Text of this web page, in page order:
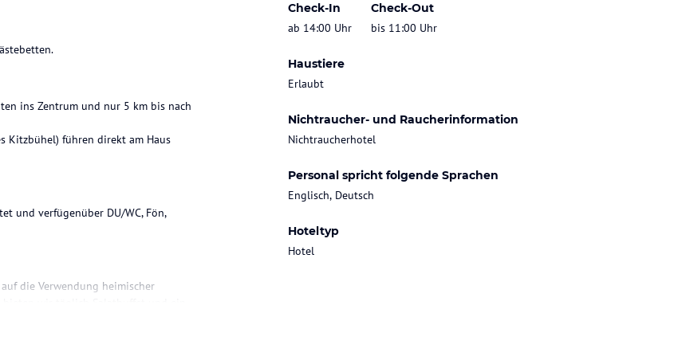
Check-In
ab 14:00 Uhr
Check-Out
bis 11:00 Uhr
Haustiere
Erlaubt
Nichtraucher- und Raucherinformation
Nichtraucherhotel
Personal spricht folgende Sprachen
Englisch, Deutsch
Hoteltyp
Hotel
ins Zentrum und nur 5 km bis nach
Kitzbühel) führen direkt am Haus
und verfügenüber DU/WC, Fön,
die Verwendung heimischer